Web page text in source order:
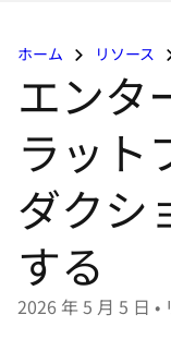
の
だ
ホーム リソース
エンタ
ラット
ダクシ
する
2026 年 5 月 5 日 •